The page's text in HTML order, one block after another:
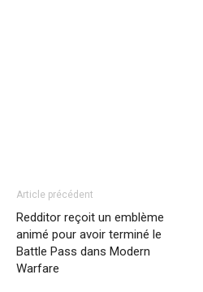
Article précédent
Redditor reçoit un emblème
animé pour avoir terminé le
Battle Pass dans Modern
Warfare